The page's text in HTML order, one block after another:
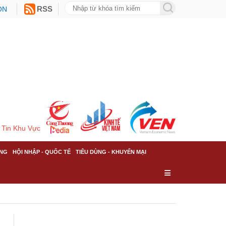
RSS
Tin Khu Vực
HỘI NHẬP - QUỐC TẾ TIÊU DÙNG - KHUYẾN MẠI